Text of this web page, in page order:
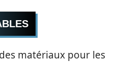
matériaux pour les